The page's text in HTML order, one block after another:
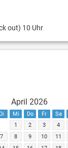
out) 10 Uhr
April 2026
Di Mi Do Fr Sa
1
2 3 4
7 8 9 10 11